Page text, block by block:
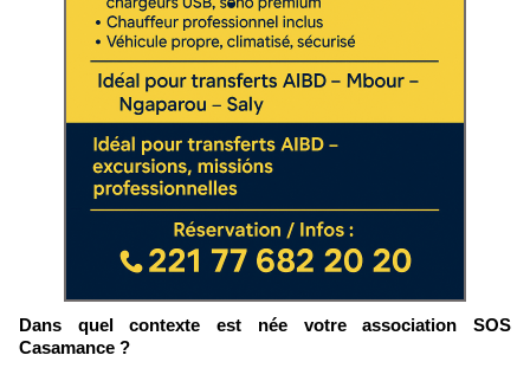
Dans quel contexte est née votre association SOS
Casamance ?